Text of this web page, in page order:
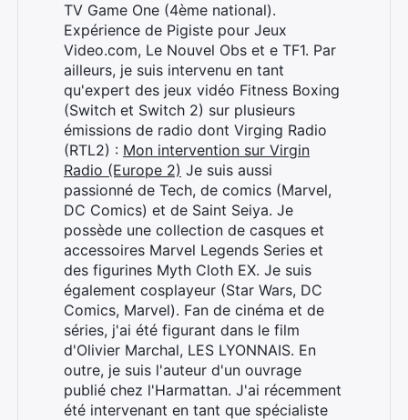
TV Game One (4ème national).
Expérience de Pigiste pour Jeux
Video.com, Le Nouvel Obs et e TF1. Par
ailleurs, je suis intervenu en tant
qu'expert des jeux vidéo Fitness Boxing
(Switch et Switch 2) sur plusieurs
émissions de radio dont Virging Radio
(RTL2) : Mon intervention sur Virgin
Radio (Europe 2) Je suis aussi
passionné de Tech, de comics (Marvel,
DC Comics) et de Saint Seiya. Je
possède une collection de casques et
accessoires Marvel Legends Series et
des figurines Myth Cloth EX. Je suis
également cosplayeur (Star Wars, DC
Comics, Marvel). Fan de cinéma et de
séries, j'ai été figurant dans le film
d'Olivier Marchal, LES LYONNAIS. En
outre, je suis l'auteur d'un ouvrage
publié chez l'Harmattan. J'ai récemment
été intervenant en tant que spécialiste